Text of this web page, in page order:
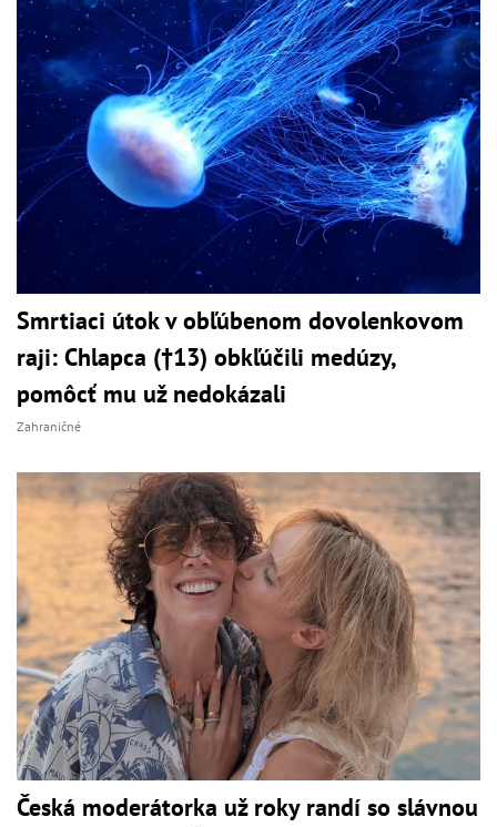
Smrtiaci útok v obľúbenom dovolenkovom
raji: Chlapca (†13) obkľúčili medúzy,
pomôcť mu už nedokázali
Zahraničné
Česká moderátorka už roky randí so slávnou